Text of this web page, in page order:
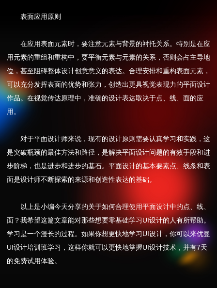
表面应用原则
在应用表面元素时，要注意元素与背景的衬托关系。特别是在应
用元素的重组和重构中，要平衡元素与元素的关系，否则会占主导地
位，甚至阻碍整体设计创意意义的表达。合理安排和重构表面元素，
可以充分发挥表面的优势和张力，创造出更具视觉表现力的平面设计
作品。在视觉传达原理中，准确的设计表达取决于点、线、面的应
用。
对于平面设计师来说，现有的设计原则需要认真学习和实践，这
是突破瓶颈的最佳方法和路径，是解决平面设计问题的有效手段和进
步阶梯，也是进步和进步的基石。平面设计的基本要素点、线条和表
面是设计师不断探索的来源和创造性表达的基础。
以上是小编今天分享的关于如何合理使用平面设计中的点、线、
面？我希望这篇文章能对那些想要零基础学习UI设计的人有所帮助。
学习是一个漫长的过程。如果你想更快地学习UI设计，你可以来优曼
UI设计培训班学习，这样你就可以更快地掌握UI设计技术，并有7天
的免费试用体验。